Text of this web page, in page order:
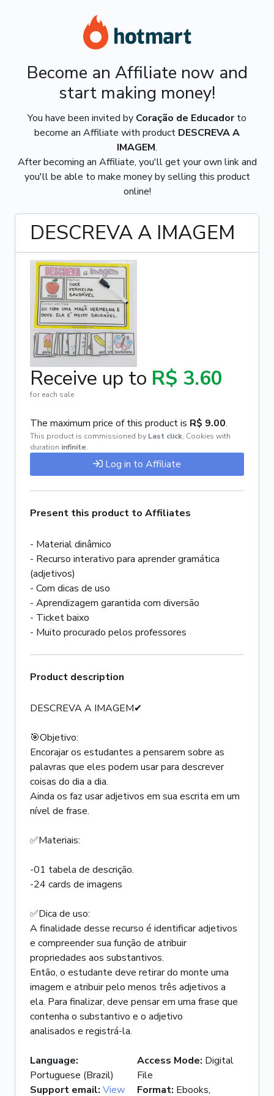
Become an Affiliate now and
start making money!
You have been invited by Coração de Educadorto
become an Affiliate with product DESCREVA A
IMAGEM.
After becoming an Affiliate, you'll get your own link and
you'll be able to make money by selling this product
online!
DESCREVA A IMAGEM
Receive up to R$ 3.60
for each sale
The maximum price of this product is R$ 9.00.
This product is commissioned by Last click, Cookies with
duration infinite.
Log in to Affiliate
Present this product to Affiliates
- Material dinâmico
- Recurso interativo para aprender gramática
(adjetivos)
- Com dicas de uso
- Aprendizagem garantida com diversão
- Ticket baixo
- Muito procurado pelos professores
Product description
DESCREVA A IMAGEM✔
🎯Objetivo:
Encorajar os estudantes a pensarem sobre as
palavras que eles podem usar para descrever
coisas do dia a dia.
Ainda os faz usar adjetivos em sua escrita em um
nível de frase.
✅Materiais:
-01 tabela de descrição.
-24 cards de imagens
✅Dica de uso:
A finalidade desse recurso é identificar adjetivos
e compreender sua função de atribuir
propriedades aos substantivos.
Então, o estudante deve retirar do monte uma
imagem e atribuir pelo menos três adjetivos a
ela. Para finalizar, deve pensar em uma frase que
contenha o substantivo e o adjetivo
analisados e registrá-la.
Language:
Portuguese (Brazil)
Support email: View
Access Mode: Digital
File
Format: Ebooks,